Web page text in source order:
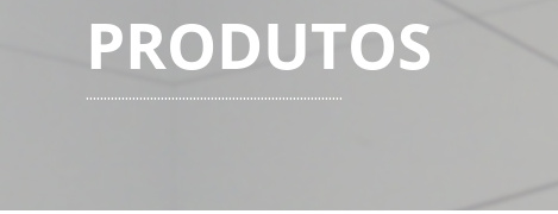
PRODUTOS
........................................................................